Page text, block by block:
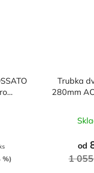
%)
Trubka
280mm
od
1